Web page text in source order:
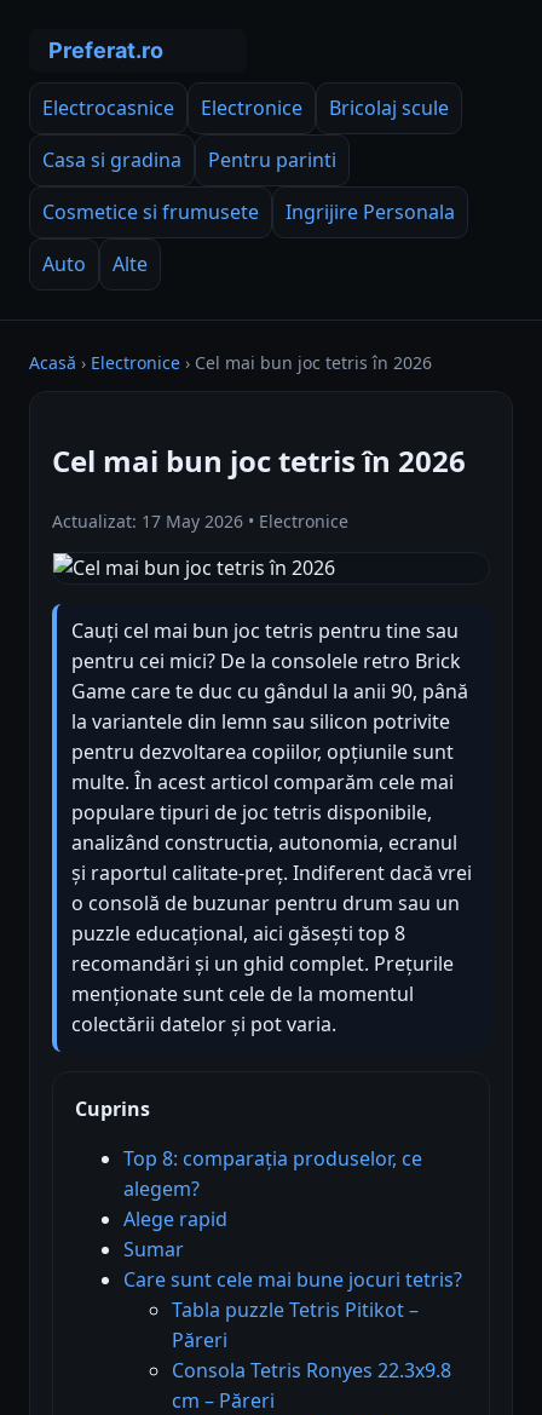
Electrocasnice Electronice
Bricolaj scule
Casa si gradina
Pentru parinti
Cosmetice si frumusete
Ingrijire Personala
Auto
Alte
Acasă › Electronice › Cel mai bun joc tetris în 2026
Cel mai bun joc tetris în 2026
Actualizat: 17 May 2026 • Electronice
Cauți cel mai bun joc tetris pentru tine sau
pentru cei mici? De la consolele retro Brick
Game care te duc cu gândul la anii 90, până
la variantele din lemn sau silicon potrivite
pentru dezvoltarea copiilor, opțiunile sunt
multe. În acest articol comparăm cele mai
populare tipuri de joc tetris disponibile,
analizând constructia, autonomia, ecranul
și raportul calitate-preț. Indiferent dacă vrei
o consolă de buzunar pentru drum sau un
puzzle educațional, aici găsești top 8
recomandări și un ghid complet. Prețurile
menționate sunt cele de la momentul
colectării datelor și pot varia.
Cuprins
Top 8: comparația produselor, ce
alegem?
Alege rapid
Sumar
Care sunt cele mai bune jocuri tetris?
Tabla puzzle Tetris Pitikot –
Păreri
Consola Tetris Ronyes 22.3x9.8
cm – Păreri